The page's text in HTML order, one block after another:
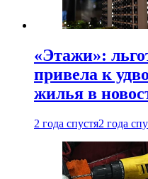
«Этажи»:
привела к
жилья в
2 года спустя2 года